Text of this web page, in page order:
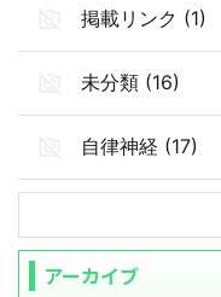
掲載リンク (1)
未分類 (16)
自律神経 (17)
アーカイブ